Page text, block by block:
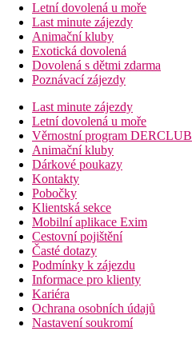
Letní dovolená u moře
Last minute zájezdy
Animační kluby
Exotická dovolená
Dovolená s dětmi zdarma
Poznávací zájezdy
Last minute zájezdy
Letní dovolená u moře
Věrnostní program DERCLUB
Animační kluby
Dárkové poukazy
Kontakty
Pobočky
Klientská sekce
Mobilní aplikace Exim
Cestovní pojištění
Časté dotazy
Podmínky k zájezdu
Informace pro klienty
Kariéra
Ochrana osobních údajů
Nastavení soukromí